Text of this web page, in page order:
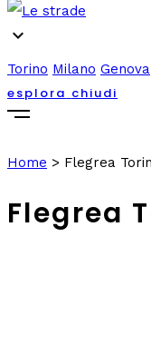
expand_more
Torino Milano Genova
esplora chiudi
Home > Flegrea
Flegrea